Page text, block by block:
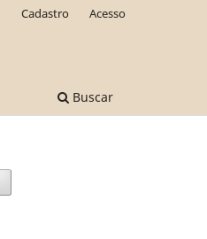
Buscar
Cadastro Acesso